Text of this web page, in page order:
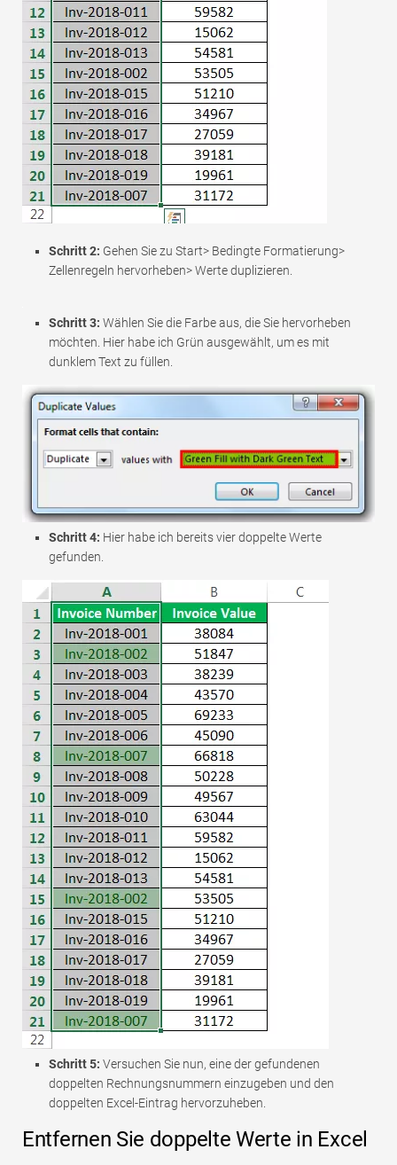
Schritt 2: Gehen Sie zu Start> Bedingte Formatierung>
Zellenregeln hervorheben> Werte duplizieren.
Schritt 3: Wählen Sie die Farbe aus, die Sie hervorheben
möchten. Hier habe ich Grün ausgewählt, um es mit
dunklem Text zu füllen.
Schritt 4: Hier habe ich bereits vier doppelte Werte
gefunden.
Schritt 5: Versuchen Sie nun, eine der gefundenen
doppelten Rechnungsnummern einzugeben und den
doppelten Excel-Eintrag hervorzuheben.
Entfernen Sie doppelte Werte in Excel